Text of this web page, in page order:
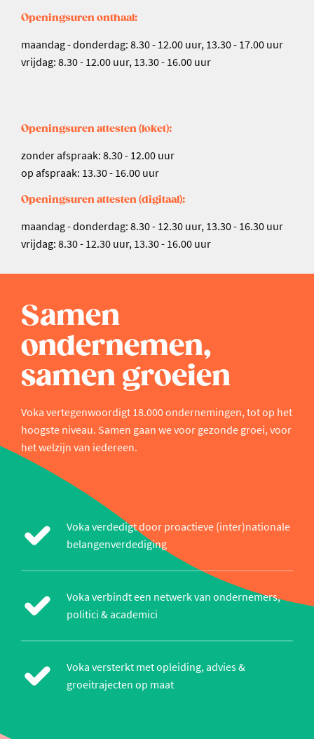
Openingsuren onthaal:
maandag - donderdag: 8.30 - 12.00 uur, 13.30 - 17.00 uur
vrijdag: 8.30 - 12.00 uur, 13.30 - 16.00 uur
Openingsuren attesten (loket):
zonder afspraak: 8.30 - 12.00 uur
op afspraak: 13.30 - 16.00 uur
Openingsuren attesten (digitaal):
maandag - donderdag: 8.30 - 12.30 uur, 13.30 - 16.30 uur
vrijdag: 8.30 - 12.30 uur, 13.30 - 16.00 uur
Samen
ondernemen,
samen groeien
Voka vertegenwoordigt 18.000 ondernemingen, tot op het
hoogste niveau. Samen gaan we voor gezonde groei, voor
het welzijn van iedereen.
Voka verdedigt door proactieve (inter)nationale
belangenverdediging
Voka verbindt een netwerk van ondernemers,
politici & academici
Voka versterkt met opleiding, advies &
groeitrajecten op maat